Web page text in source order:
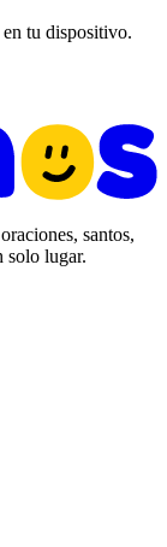
tu dispositivo.
santos,
lugar.